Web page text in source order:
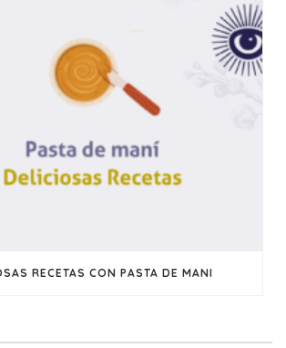
RECETAS CON PASTA DE MANI